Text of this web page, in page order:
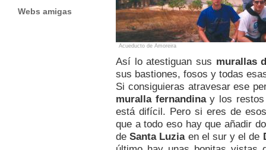
Webs amigas
Acueducto de Amoreira
Así lo atestiguan sus murallas
sus bastiones, fosos y todas
Si consiguieras atravesar ese
muralla fernandinay los
está difícil. Pero si eres de
que a todo eso hay que añadir
deSanta Luziaen el sur y el de